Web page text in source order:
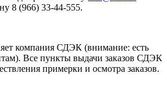
8 (966) 33-44-555.
компания СДЭК (внимание: есть
Все пункты выдачи заказов СДЭК
примерки и осмотра заказов.